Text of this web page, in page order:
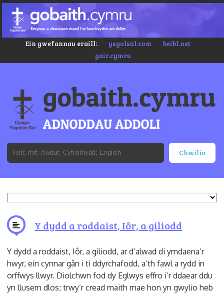
Ein gwefannau eraill: ysgolsul.com
beibl.net
gair.cymru
Y dydd a roddaist, Iôr, a giliodd
Y dydd a roddaist, Iôr, a giliodd, ar d’alwad di ymdaena’r
hwyr, ein cynnar gân i ti ddyrchafodd, a’th fawl a rydd in
orffwys llwyr. Diolchwn fod dy Eglwys effro i’r ddaear ddu
yn llusern dlos; trwy’r cread maith mae hon yn gwylio heb